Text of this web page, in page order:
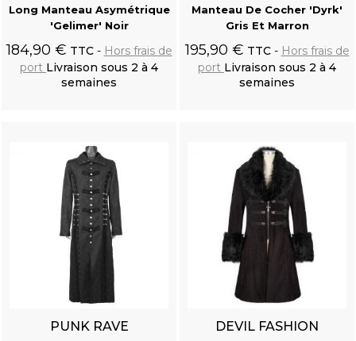
Long Manteau Asymétrique
'Gelimer' Noir
184,90 € TTC
Hors frais de
port Livraison sous 2 à 4
semaines
Manteau De Cocher 'Dyrk'
Gris Et Marron
195,90 € TTC
Hors frais de
port Livraison sous 2 à 4
semaines
PUNK RAVE DEVIL FASHION